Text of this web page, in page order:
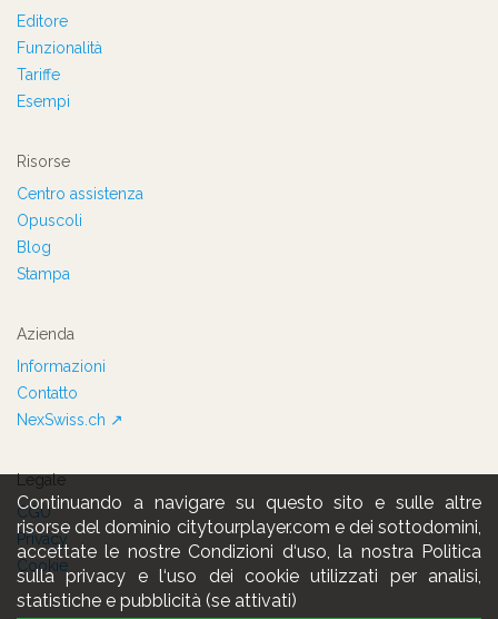
Continuando a navigare su questo sito e sulle altre
risorse del dominio citytourplayer.com e dei sottodomini,
accettate le nostre Condizioni d‘uso, la nostra Politica
sulla privacy e l‘uso dei cookie utilizzati per analisi,
statistiche e pubblicità (se attivati)
Editore
Funzionalità
Tariffe
Esempi
Risorse
Centro assistenza
Opuscoli
Blog
Stampa
Azienda
Informazioni
Contatto
NexSwiss.ch ↗
Legale
CGU
Privacy
Cookie